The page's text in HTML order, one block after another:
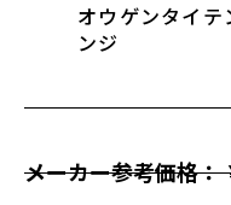
オウゲンタイ
ンジ
メーカー参考価格